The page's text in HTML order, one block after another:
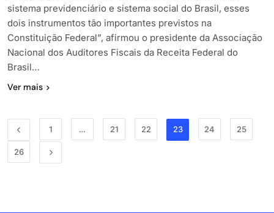
sistema previdenciário e sistema social do Brasil, esses
dois instrumentos tão importantes previstos na
Constituição Federal”, afirmou o presidente da Associação
Nacional dos Auditores Fiscais da Receita Federal do
Brasil…
Ver mais
1 … 21 22 23 24 25
26